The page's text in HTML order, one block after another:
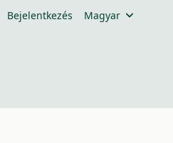
Bejelentkezés Magyar